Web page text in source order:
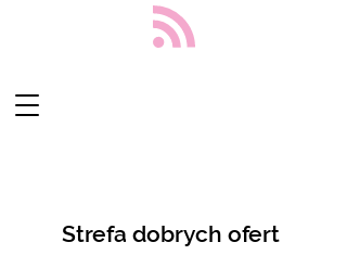
Strefa dobrych ofert